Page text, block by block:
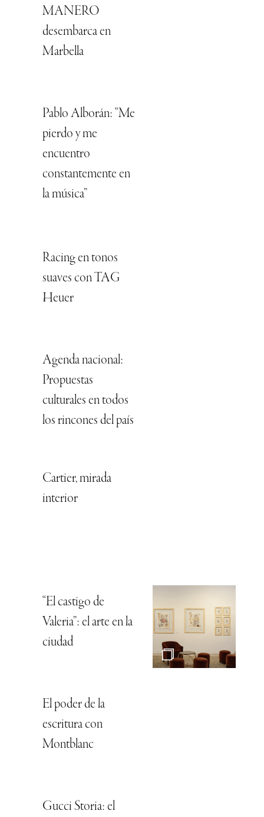
MANERO
desembarca en
Marbella
Pablo Alborán: “Me
pierdo y me
encuentro
constantemente en
la música”
Racing en tonos
suaves con TAG
Heuer
Agenda nacional:
Propuestas
culturales en todos
los rincones del país
Cartier, mirada
interior
“El castigo de
Valeria”: el arte en la
ciudad
El poder de la
escritura con
Montblanc
Gucci Storia: el